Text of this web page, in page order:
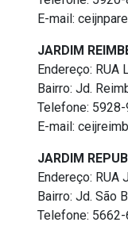
E-mail:
JARDIM
Endereço: RUA
Bairro: Jd.
Telefone:
E-mail:
JARDIM
Endereço: RUA
Bairro: Jd. São
Telefone: